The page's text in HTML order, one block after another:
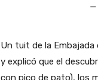
—
Un tuit de la
y explicó que el
con pico de pato), los